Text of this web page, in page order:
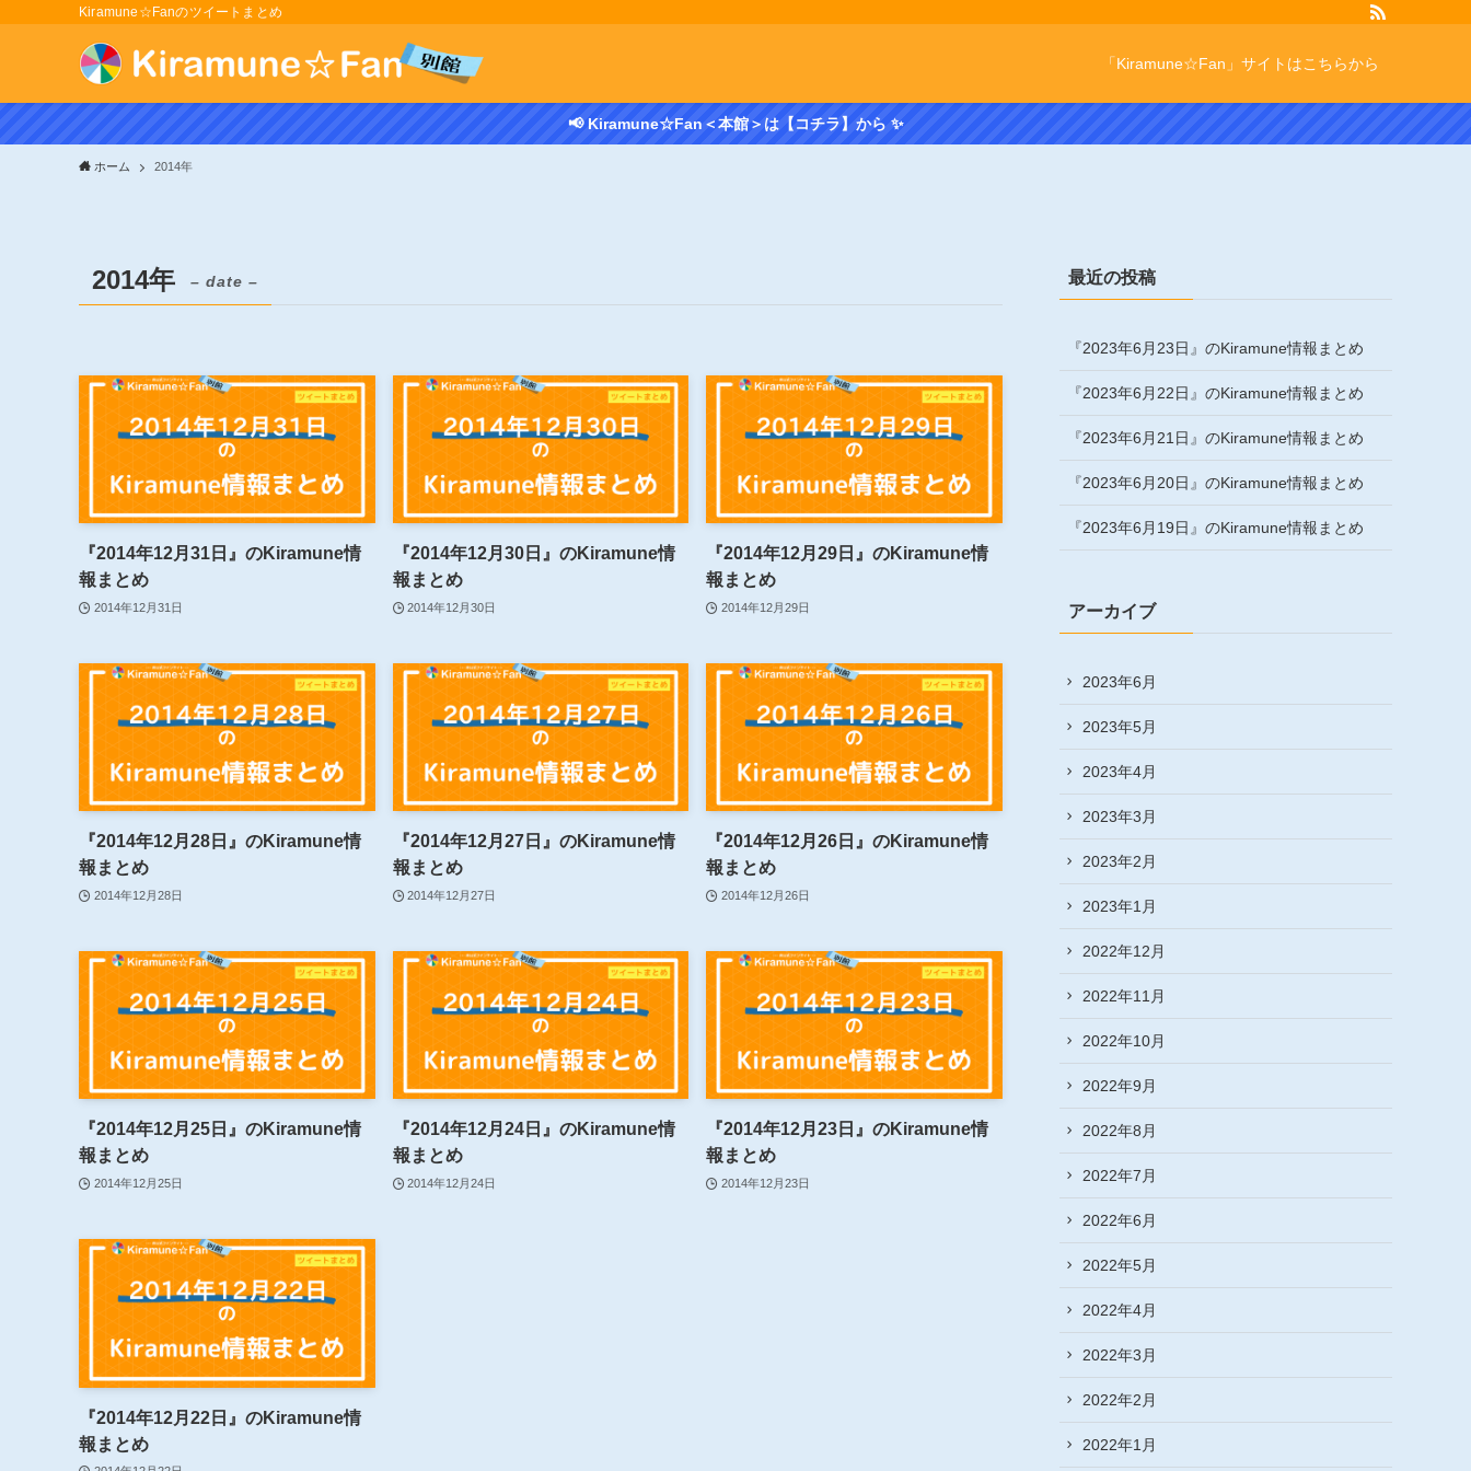
Kiramune☆Fanのツイートまとめ
「Kiramune☆Fan」サイトはこちらから
📢 Kiramune☆Fan＜本館＞は【コチラ】から ✨
ホーム 2014年
2014年 – date –
『2014年12月31日』のKiramune情
報まとめ
2014年12月31日
『2014年12月30日』のKiramune情
報まとめ
2014年12月30日
『2014年12月29日』のKiramune情
報まとめ
2014年12月29日
『2014年12月28日』のKiramune情
報まとめ
2014年12月28日
『2014年12月27日』のKiramune情
報まとめ
2014年12月27日
『2014年12月26日』のKiramune情
報まとめ
2014年12月26日
『2014年12月25日』のKiramune情
報まとめ
2014年12月25日
『2014年12月24日』のKiramune情
報まとめ
2014年12月24日
『2014年12月23日』のKiramune情
報まとめ
2014年12月23日
『2014年12月22日』のKiramune情
報まとめ
最近の投稿
『2023年6月23日』のKiramune情報まとめ
『2023年6月22日』のKiramune情報まとめ
『2023年6月21日』のKiramune情報まとめ
『2023年6月20日』のKiramune情報まとめ
『2023年6月19日』のKiramune情報まとめ
アーカイブ
2023年6月
2023年5月
2023年4月
2023年3月
2023年2月
2023年1月
2022年12月
2022年11月
2022年10月
2022年9月
2022年8月
2022年7月
2022年6月
2022年5月
2022年4月
2022年3月
2022年2月
2022年1月